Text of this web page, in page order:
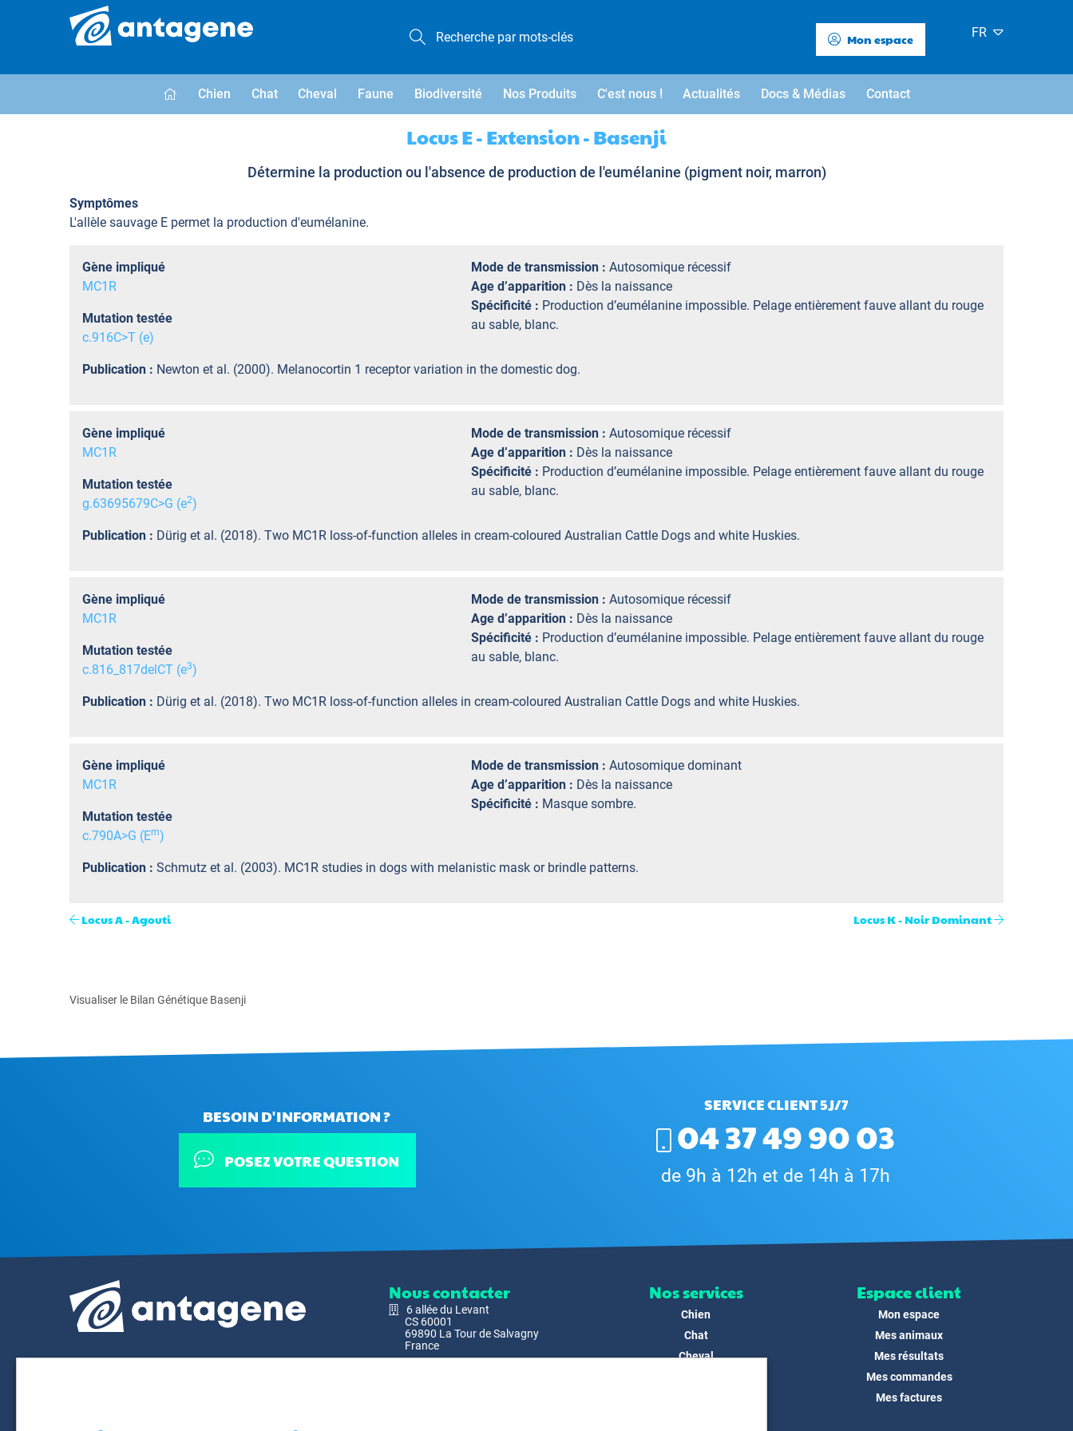
Mon espace FR
Chien Chat Cheval Faune Biodiversité Nos Produits C'est nous ! Actualités Docs & Médias Contact
Locus E - Extension - Basenji
Détermine la production ou l'absence de production de l'eumélanine (pigment noir, marron)
Symptômes
L'allèle sauvage E permet la production d'eumélanine.
Gène impliqué
MC1R
Mutation testée
c.916C>T (e)
Mode de transmission : Autosomique récessif
Age d’apparition : Dès la naissance
Spécificité : Production d’eumélanine impossible. Pelage entièrement fauve allant du rouge
au sable, blanc.
Publication : Newton et al. (2000). Melanocortin 1 receptor variation in the domestic dog.
Gène impliqué
MC1R
Mutation testée
g.63695679C>G (e2)
Mode de transmission : Autosomique récessif
Age d’apparition : Dès la naissance
Spécificité : Production d’eumélanine impossible. Pelage entièrement fauve allant du rouge
au sable, blanc.
Publication : Dürig et al. (2018). Two MC1R loss-of-function alleles in cream-coloured Australian Cattle Dogs and white Huskies.
Gène impliqué
MC1R
Mutation testée
c.816_817delCT (e3)
Mode de transmission : Autosomique récessif
Age d’apparition : Dès la naissance
Spécificité : Production d’eumélanine impossible. Pelage entièrement fauve allant du rouge
au sable, blanc.
Publication : Dürig et al. (2018). Two MC1R loss-of-function alleles in cream-coloured Australian Cattle Dogs and white Huskies.
Gène impliqué
MC1R
Mutation testée
c.790A>G (Em)
Mode de transmission : Autosomique dominant
Age d’apparition : Dès la naissance
Spécificité : Masque sombre.
Publication : Schmutz et al. (2003). MC1R studies in dogs with melanistic mask or brindle patterns.
Locus A - Agouti Locus K - Noir Dominant
Visualiser le Bilan Génétique Basenji
BESOIN D'INFORMATION ?
POSEZ VOTRE QUESTION
SERVICE CLIENT 5J/7
04 37 49 90 03
de 9h à 12h et de 14h à 17h
Nous contacter
6 allée du Levant
CS 60001
69890 La Tour de Salvagny
France
Nos services
Chien
Chat
Cheval
Espace client
Mon espace
Mes animaux
Mes résultats
Mes commandes
Mes factures